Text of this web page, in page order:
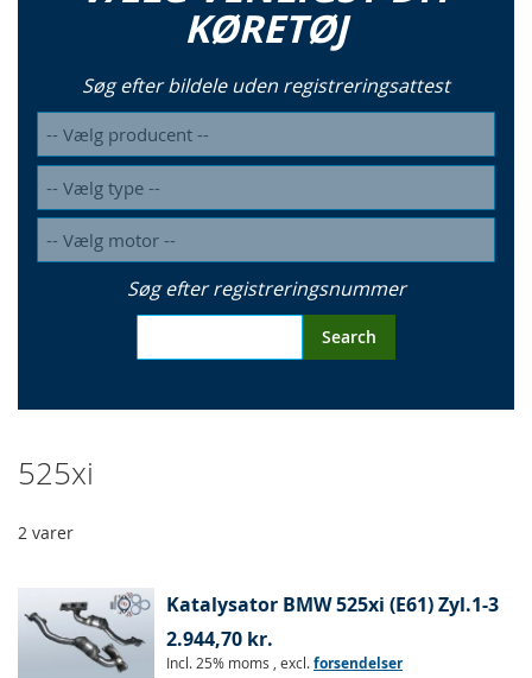
KØRETØJ
Søg efter bildele uden registreringsattest
Søg efter registreringsnummer
Search
525xi
2 varer
Katalysator BMW 525xi (E61) Zyl.1-3
2.944,70 kr.
Incl. 25% moms , excl.forsendelser